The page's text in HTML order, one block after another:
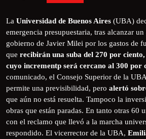
La Universidad de Buenos Aires (UBA)
emergencia presupuestaria, tras alcanzar
gobierno de Javier Milei por los gastos de
que recibirán una suba del 270 por ciento,
cuyo incrementp será cercano al 300 por
comunicado, el Consejo Superior de la
permite una previsibilidad, pero alertó
que aún no está resuelta. Tampoco la
obras que están paradas. En tanto otras 60
con el reclamo que llevó a la marcha
respondido. El vicerrector de la UBA,